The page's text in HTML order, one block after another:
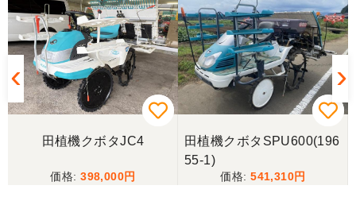
岐阜県／長池松広
この度は、コンバイン購入に際しまして、納品日に
際しては、ご配慮頂き誠にありがとうございまし
た。本当に助かりました。
急なお願いにも対応ありがとうございました。 あり
がとうございました。 親切に対応していただきまし
田植機クボタJC4
398,000
田植機クボタSPU600(196
55-1)
541,310